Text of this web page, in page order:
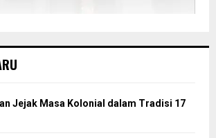
Jejak Masa Kolonial dalam Tradisi 17